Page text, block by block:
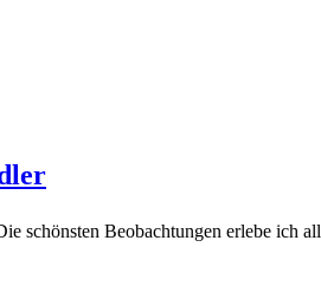
schönsten Beobachtungen erlebe ich